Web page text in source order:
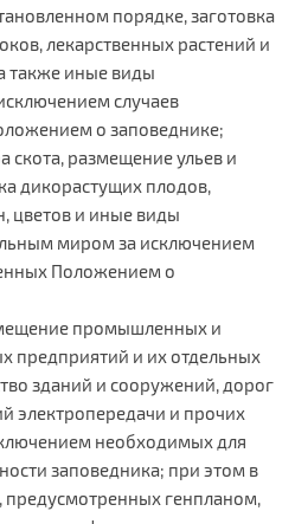
порядке, заготовка
лекарственных растений и
также иные виды
случаев
о заповеднике;
скота, размещение ульев и
дикорастущих плодов,
цветов и иные виды
миром за исключением
Положением о
промышленных и
предприятий и их отдельных
зданий и сооружений, дорог
электропередачи и прочих
необходимых для
заповедника; при этом в
генпланом,